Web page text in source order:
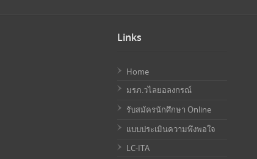
Links
Home
มรภ.วไลยอลงกรณ์
รับสมัครนักศึกษา Online
แบบประเมินความพึงพอใจ
LC-ITA